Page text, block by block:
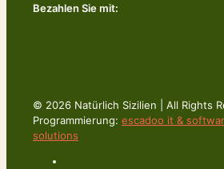
Bezahlen Sie mit:
© 2026 Natürlich Sizilien | All Rights
Programmierung: escadoo it &
solutions